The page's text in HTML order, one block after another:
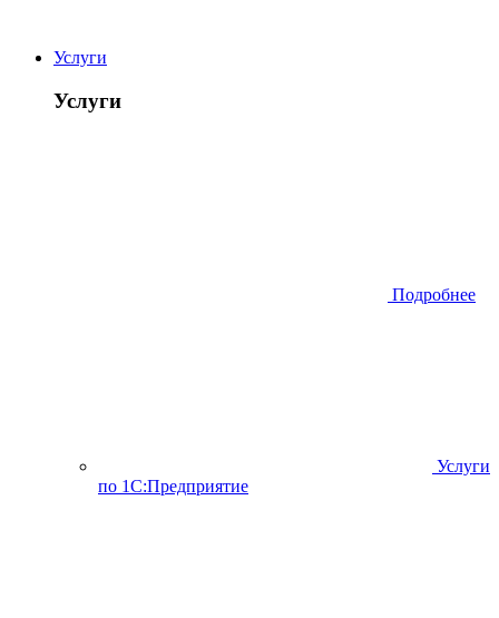
Услуги
Услуги
Подробнее
Услуги
по 1С:Предприятие